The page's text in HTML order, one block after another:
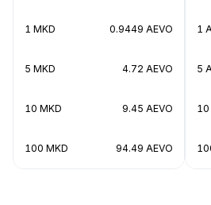
1 MKD 0.9449 AEVO
5 MKD 4.72 AEVO
10 MKD 9.45 AEVO
100 MKD 94.49 AEVO
1
5
10